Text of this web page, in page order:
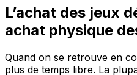
L’achat des jeux
achat physique
Quand on se retrouve en
plus de temps libre. La